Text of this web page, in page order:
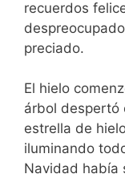
recuerdos
preciado.
El hielo
árbol despertó
estrella de
iluminando
Navidad había